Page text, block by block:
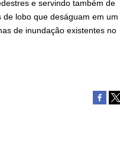
e servindo também de
lobo que deságuam em um
de inundação existentes no